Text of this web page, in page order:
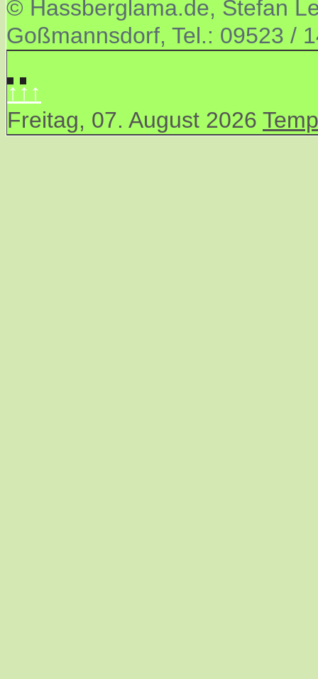
© Hassberglama.de, Stefan
Goßmannsdorf, Tel.: 09523 /
↑↑↑
Freitag, 07. August 2026